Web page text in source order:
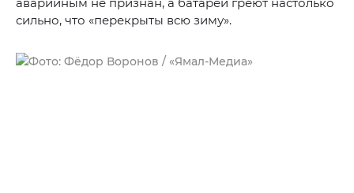
сильно, что «перекрыты всю зиму».